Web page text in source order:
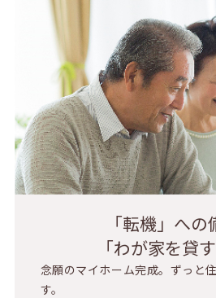
「転機」への
「わが家を貸
念願のマイホーム完成。ずっと
す。